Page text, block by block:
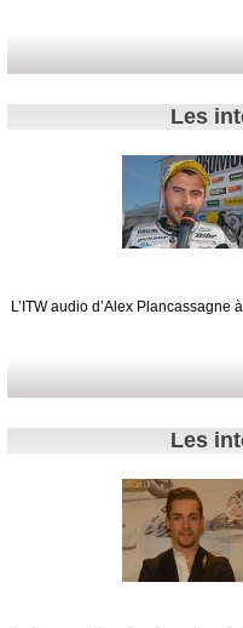
Les
L’ITW audio d’Alex Plancassagne
Les